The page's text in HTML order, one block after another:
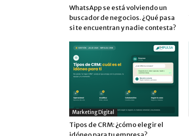
WhatsApp se está volviendo un
buscador de negocios. ¿Qué pasa
si te encuentran y nadie contesta?
Marketing Digital
Tipos de CRM: ¿cómo elegir el